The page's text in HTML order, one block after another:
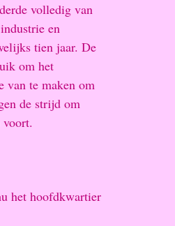
volledig van
en
tien jaar. De
om het
van te maken om
de strijd om
het hoofdkwartier